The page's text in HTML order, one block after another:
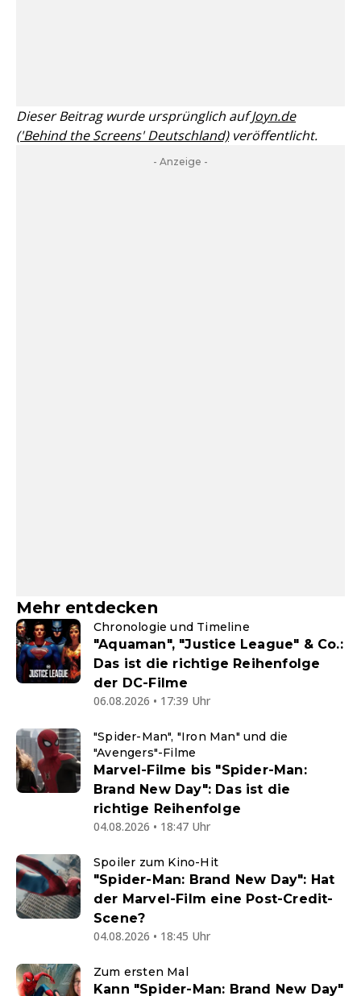
Dieser Beitrag wurde ursprünglich aufJoyn.de
('Behind the Screens' Deutschland)veröffentlicht.
- Anzeige -
Mehr entdecken
Chronologie und Timeline
"Aquaman", "Justice League" & Co.:
Das ist die richtige Reihenfolge
der DC-Filme
06.08.2026 • 17:39 Uhr
"Spider-Man", "Iron Man" und die
"Avengers"-Filme
Marvel-Filme bis "Spider-Man:
Brand New Day": Das ist die
richtige Reihenfolge
04.08.2026 • 18:47 Uhr
Spoiler zum Kino-Hit
"Spider-Man: Brand New Day": Hat
der Marvel-Film eine Post-Credit-
Scene?
04.08.2026 • 18:45 Uhr
Zum ersten Mal
Kann "Spider-Man: Brand New Day"